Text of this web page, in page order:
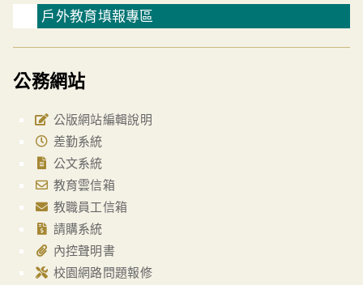
戶外教育填報專區
公務網站
公版網站編輯說明
差勤系統
公文系統
教育雲信箱
教職員工信箱
請購系統
內控聲明書
校園網路問題報修